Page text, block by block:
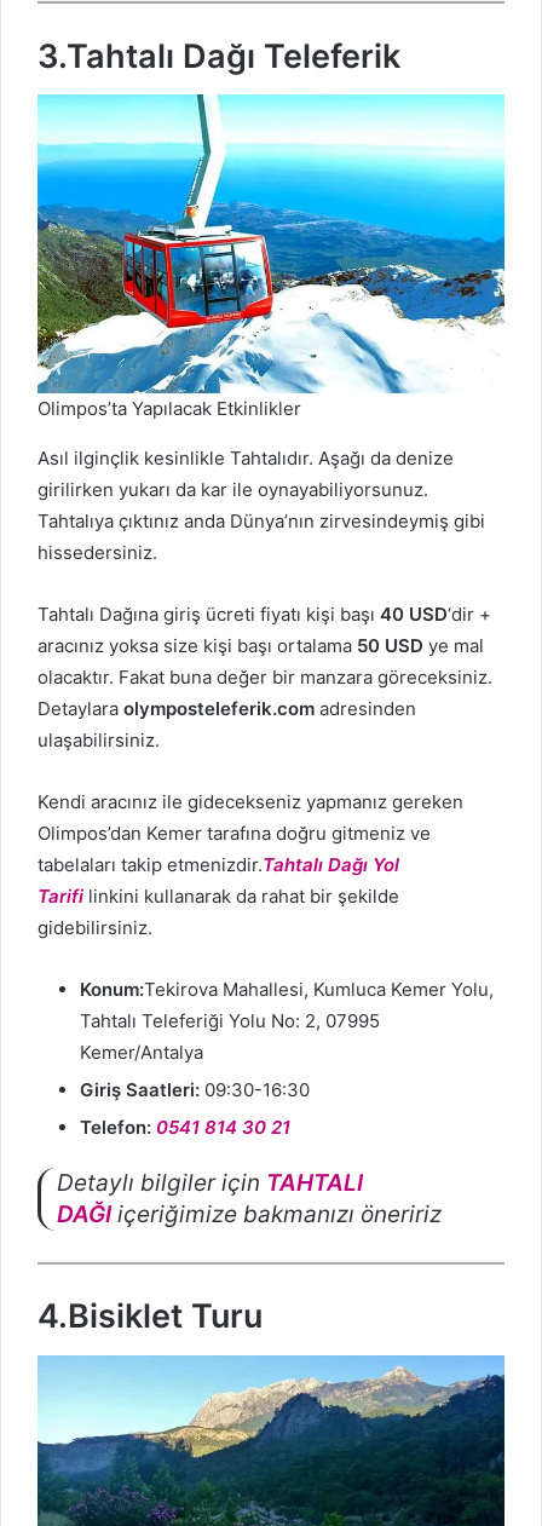
3.Tahtalı Dağı Teleferik
Olimpos’ta Yapılacak Etkinlikler
Asıl ilginçlik kesinlikle Tahtalıdır. Aşağı da denize
girilirken yukarı da kar ile oynayabiliyorsunuz.
Tahtalıya çıktınız anda Dünya’nın zirvesindeymiş gibi
hissedersiniz.
Tahtalı Dağına giriş ücreti fiyatı kişi başı 40 USD‘dir +
aracınız yoksa size kişi başı ortalama 50 USD ye mal
olacaktır. Fakat buna değer bir manzara göreceksiniz.
Detaylara olymposteleferik.com adresinden
ulaşabilirsiniz.
Kendi aracınız ile gidecekseniz yapmanız gereken
Olimpos’dan Kemer tarafına doğru gitmeniz ve
tabelaları takip etmenizdir.Tahtalı Dağı Yol
Tarifi linkini kullanarak da rahat bir şekilde
gidebilirsiniz.
Konum:Tekirova Mahallesi, Kumluca Kemer Yolu,
Tahtalı Teleferiği Yolu No: 2, 07995
Kemer/Antalya
Giriş Saatleri: 09:30-16:30
Telefon: 0541 814 30 21
Detaylı bilgiler için TAHTALI
DAĞIiçeriğimize bakmanızı öneririz
4.Bisiklet Turu